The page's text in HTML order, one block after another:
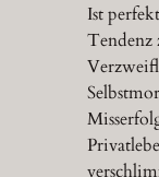
Ist
Tendenz